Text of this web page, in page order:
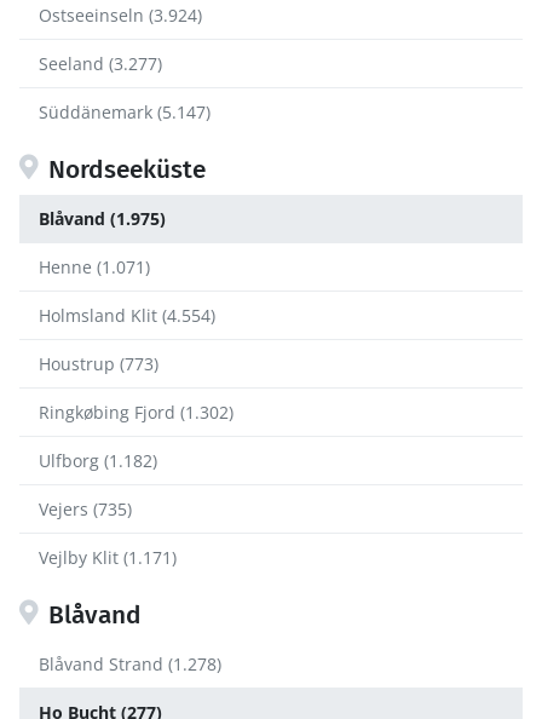
Ostseeinseln (3.924)
Seeland (3.277)
Süddänemark (5.147)
Nordseeküste
Blåvand (1.975)
Henne (1.071)
Holmsland Klit (4.554)
Houstrup (773)
Ringkøbing Fjord (1.302)
Ulfborg (1.182)
Vejers (735)
Vejlby Klit (1.171)
Blåvand
Blåvand Strand (1.278)
Ho Bucht (277)